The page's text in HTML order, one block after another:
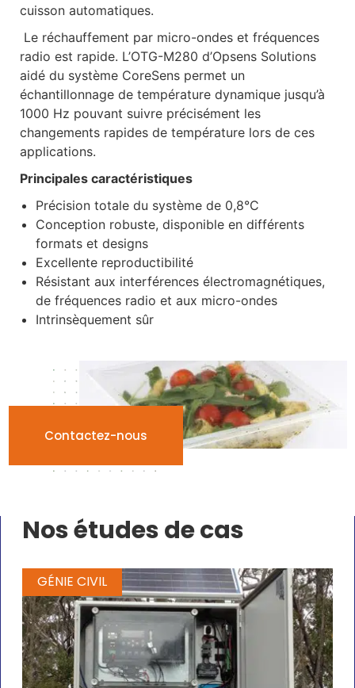
cuisson automatiques.
Le réchauffement par micro-ondes et fréquences
radio est rapide. L’OTG-M280 d’Opsens Solutions
aidé du système CoreSens permet un
échantillonnage de température dynamique jusqu’à
1000 Hz pouvant suivre précisément les
changements rapides de température lors de ces
applications.
Principales caractéristiques
Précision totale du système de 0,8°C
Conception robuste, disponible en différents
formats et designs
Excellente reproductibilité
Résistant aux interférences électromagnétiques,
de fréquences radio et aux micro-ondes
Intrinsèquement sûr
Contactez-nous
Nos études de cas
GÉNIE CIVIL